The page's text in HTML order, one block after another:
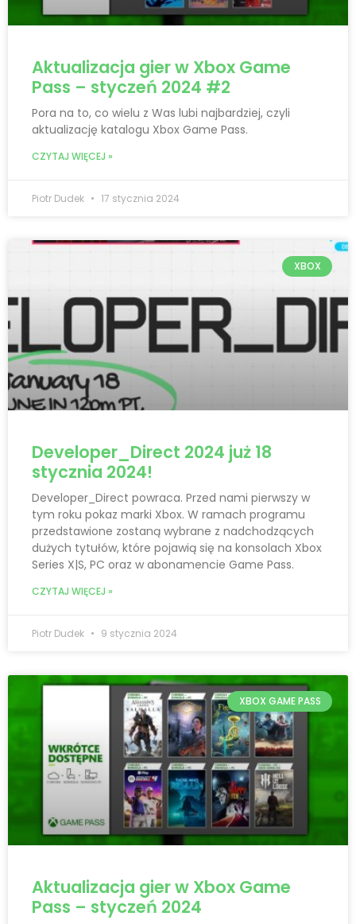
Aktualizacja gier w Xbox Game
Pass – styczeń 2024 #2
Pora na to, co wielu z Was lubi najbardziej, czyli
aktualizację katalogu Xbox Game Pass.
CZYTAJ WIĘCEJ »
Piotr Dudek 17 stycznia 2024
XBOX
Developer_Direct 2024 już 18
stycznia 2024!
Developer_Direct powraca. Przed nami pierwszy w
tym roku pokaz marki Xbox. W ramach programu
przedstawione zostaną wybrane z nadchodzących
dużych tytułów, które pojawią się na konsolach Xbox
Series X|S, PC oraz w abonamencie Game Pass.
CZYTAJ WIĘCEJ »
Piotr Dudek 9 stycznia 2024
XBOX GAME PASS
Aktualizacja gier w Xbox Game
Pass – styczeń 2024